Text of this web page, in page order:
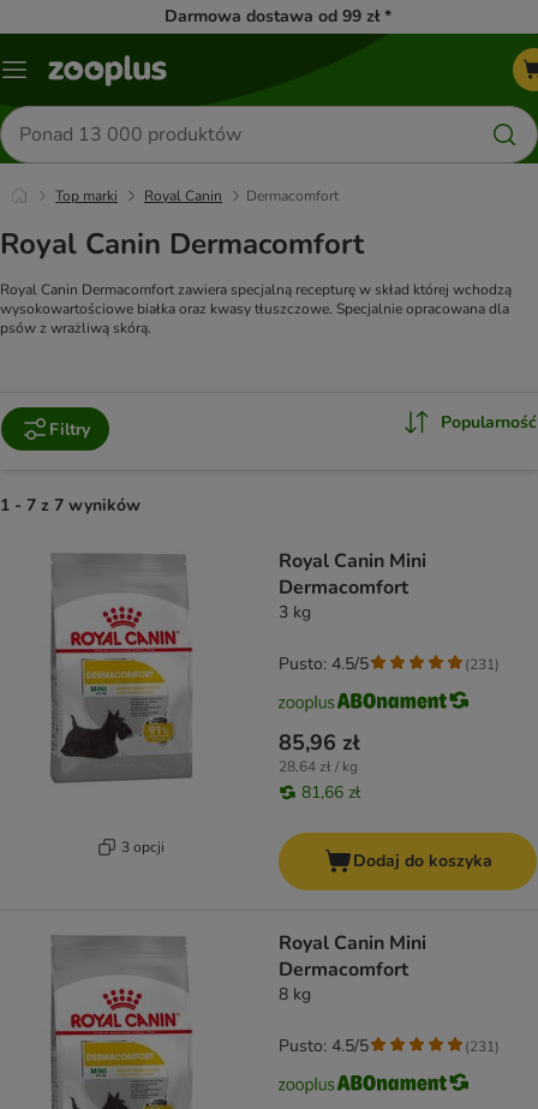
Darmowa dostawa od 99 zł *
Menu
Szukaj
produktów
Top marki Royal Canin Dermacomfort
Royal Canin Dermacomfort
Royal Canin Dermacomfort zawiera specjalną recepturę w skład której wchodzą
wysokowartościowe białka oraz kwasy tłuszczowe. Specjalnie opracowana dla
psów z wrażliwą skórą.
Filtry Popularność
1 - 7 z 7 wyników
3 opcji
Royal Canin Mini
Dermacomfort
3 kg
85,96 zł
28,64 zł / kg
81,66 zł
Pusto: 4.5/5 (231)
Dodaj do koszyka
Royal Canin Mini
Dermacomfort
8 kg
Pusto: 4.5/5 (231)